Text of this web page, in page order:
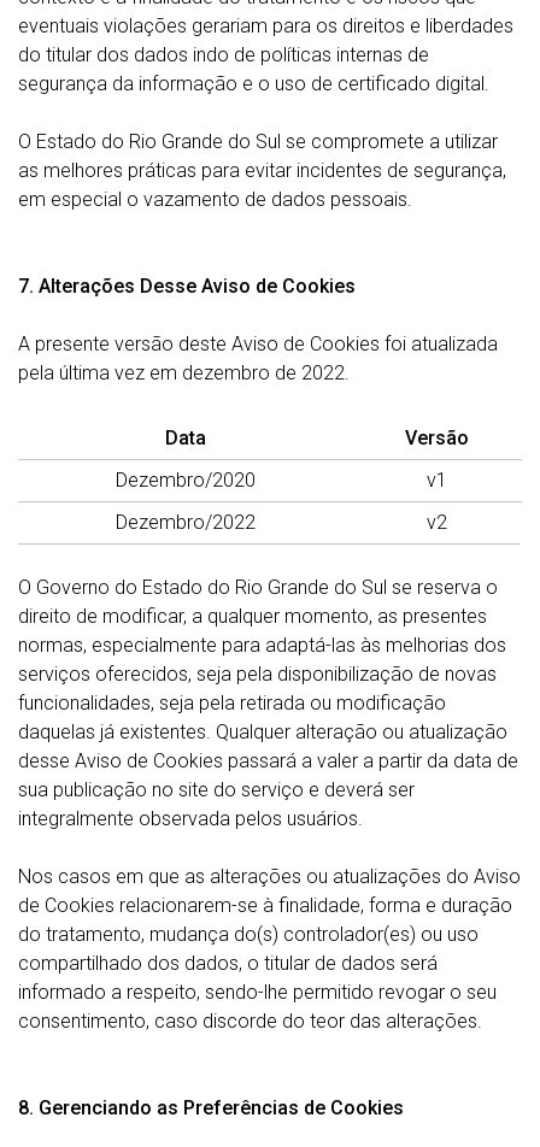
eventuais violações gerariam para os direitos e liberdades
do titular dos dados indo de políticas internas de
segurança da informação e o uso de certificado digital.
O Estado do Rio Grande do Sul se compromete a utilizar
as melhores práticas para evitar incidentes de segurança,
em especial o vazamento de dados pessoais.
7. Alterações Desse Aviso de Cookies
A presente versão deste Aviso de Cookies foi atualizada
pela última vez em dezembro de 2022.
Data
Versão
Dezembro/2020
v1
Dezembro/2022
v2
O Governo do Estado do Rio Grande do Sul se reserva o
direito de modificar, a qualquer momento, as presentes
normas, especialmente para adaptá-las às melhorias dos
serviços oferecidos, seja pela disponibilização de novas
funcionalidades, seja pela retirada ou modificação
daquelas já existentes. Qualquer alteração ou atualização
desse Aviso de Cookies passará a valer a partir da data de
sua publicação no site do serviço e deverá ser
integralmente observada pelos usuários.
Nos casos em que as alterações ou atualizações do Aviso
de Cookies relacionarem-se à finalidade, forma e duração
do tratamento, mudança do(s) controlador(es) ou uso
compartilhado dos dados, o titular de dados será
informado a respeito, sendo-lhe permitido revogar o seu
consentimento, caso discorde do teor das alterações.
8. Gerenciando as Preferências de Cookies